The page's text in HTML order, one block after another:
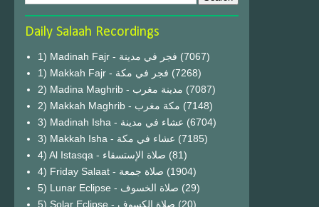
Daily Salaah Recordings
1) Madinah Fajr - فجر في مدينة (7067)
1) Makkah Fajr - فجر في مكة (7268)
2) Madina Maghrib - مدينة مغرب (7087)
2) Makkah Maghrib - مكة مغرب (7148)
3) Madinah Isha - عشاء في مدينة (6704)
3) Makkah Isha - عشاء في مكة (7185)
4) Al Istasqa - صلاة الإستسقاء (81)
4) Friday Salaat - صلاة جمعة (1904)
5) Lunar Eclipse - صلاة الخسوف (29)
(20)